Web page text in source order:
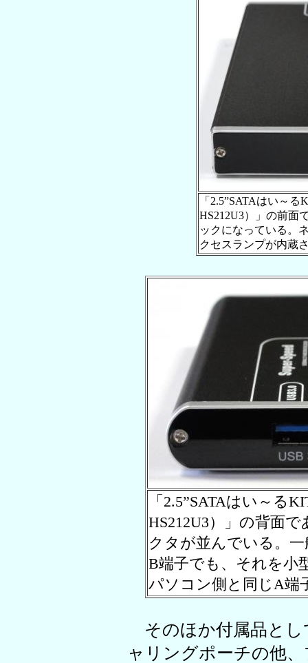
「2.5”SATAはい～る
HS212U3）」の前面
ックになっている。
クセスランプが内蔵
「2.5”SATAはい～る
HS212U3）」の背面
クタが並んでいる。
B端子でも、それを小
パソコン側と同じA端
そのほか付属品とし
ャリングポーチの他